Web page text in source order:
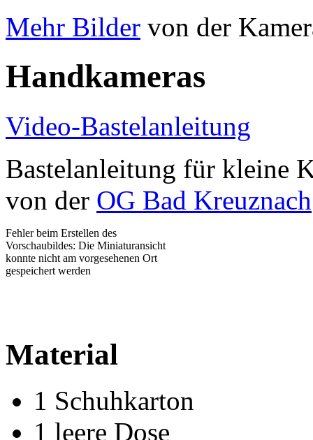
Mehr Bilder von der
Handkameras
Video-Bastelanleitung
Bastelanleitung für kleine
von der OG Bad Kreuznach
Fehler beim Erstellen des
Vorschaubildes: Die Miniaturansicht
konnte nicht am vorgesehenen Ort
gespeichert werden
Material
1 Schuhkarton
1 leere Dose